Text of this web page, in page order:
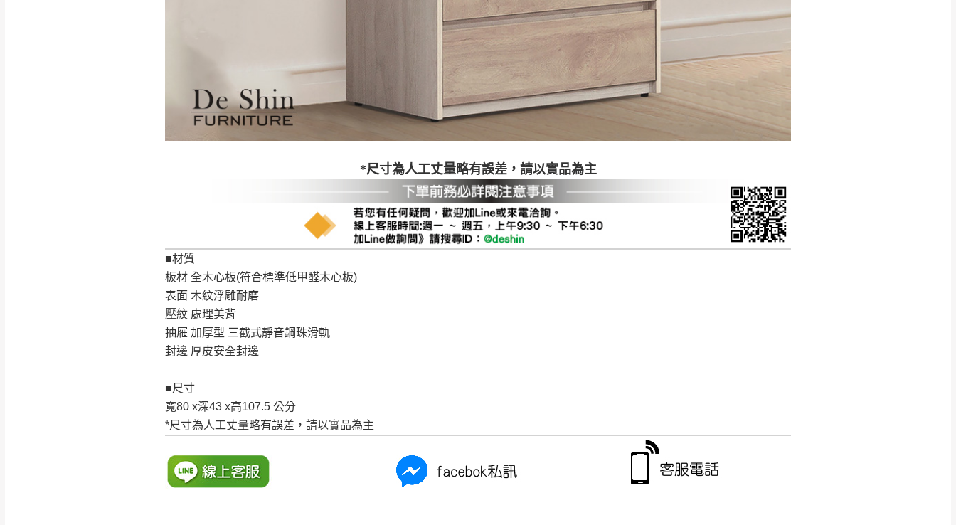
*尺寸為人工丈量略有誤差，請以實品為主
■材質
板材 全木心板(符合標準低甲醛木心板)
表面 木紋浮雕耐磨
壓紋 處理美背
抽屜 加厚型 三截式靜音鋼珠滑軌
封邊 厚皮安全封邊
■尺寸
寬80 x深43 x高107.5 公分
*尺寸為人工丈量略有誤差，請以實品為主
配送天數：5~14天
到貨時間：指定送貨日當天以電話聯絡確認
｜周（一）配送部門固定公休無送貨｜
台北市、新北市地區固定每周(三)、(日)兩天收送貨
彰化、南投、雲林、嘉義、台南、高雄、屏東、宜蘭、 花蓮、台東、金門、馬祖、澎湖地區
@dershin）
其它注意事項
本司貨車運送如因路況不佳、天候惡劣、過於偏遠之山區內等，或收貨地點搬運過於困難等因素，導致無法順利配送，
保護物流人員的工作安全，賣家無提供吊掛服務，若需以吊車或其他的吊掛方式吊運，費用將由買方自行支付。
因大型傢俱有組裝、配送的問題，並非一般快速到貨商品，無法指定特定時間送達，司機當天到貨前皆會再與您通知，
讓您不用整天在家等貨，以免浪費你的寶貴時間。
如遇自然災害、政府宣布之災害警報等不可抗力情事，而危及運送人員輸送之安全，本司得視狀況延後或停止運送服
務。
百貨公司配送暫無法配合開店前、閉店後時段，並送至百貨公司卸貨區為限，恕無法送至指定樓面。 《 如遇百貨周年慶
若收到不良品，請於到貨日起七日內通知本公司客服人員，我們將為您更換新品，運費皆由本站負責，
所有退回及換貨之商品必須是全新狀態且完整包裝，床墊、床包、枕頭類產品需為未拆封狀態(請保持商
品、附件、包裝、廠商紙及所有附隨文件或資料之完整性)，若未依照上述方式處理，恕無法接受退貨。
由於透過電腦螢幕選購商品，可能會因個人電腦螢幕的設定色差或解析度等因素， 與實際商品的顏色、
需自付來回運費及人資成本
，請您訂購前詳加確認。(包含商品尺寸
是否合適)。
訂購前請確認商品尺寸，大型物件因為人工丈量，難免會有些許誤差值(約正負0.5CM) 詳細尺寸以實品
為主。
非因本公司問題而需退換貨，請於收到貨7日內通知客服人員(Line@ ID：
狀態與完整包裝。鑑賞期間若發生非本司因素致使之汙損破壞，恕無法辦理退換貨。
台北市、新北市地區固定每周(三)、(日)兩天收送貨，敬請見諒！
本公司部份商品無維修服務，超過7日鑑賞期，商品使用年限，因客人使用習慣、居家環境不同。若屬人
為因素導致商品損壞、零件短缺，則維修、搬運費用，需由消費者自行吸收(另事先與消費者報價，消費
到貨7日內為鑑賞期(注意:鑑賞期非試用期)，若非商品品質瑕疵問題於鑑賞期內退貨之情形，我們需酌收
退貨運費。
如欲放置營業場所及公開場合之商品則無享有商品一年保固之服務。
▪️訂單成立時請儘速於三日內完成付款，
▪️ 無回收家具服務，若需回收家具可聯絡當地請清潔隊回收,免付費清運專線：0800-085-717。